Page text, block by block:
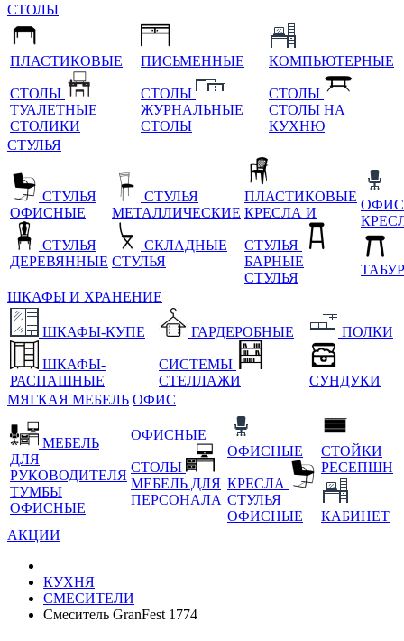
СТОЛЫ
ПЛАСТИКОВЫЕ
СТОЛЫ
ТУАЛЕТНЫЕ
СТОЛИКИ
ПИСЬМЕННЫЕ
СТОЛЫ
ЖУРНАЛЬНЫЕ
СТОЛЫ
КОМПЬЮТЕРНЫЕ
СТОЛЫ
СТОЛЫ НА
КУХНЮ
СТУЛЬЯ
СТУЛЬЯ
ОФИСНЫЕ
СТУЛЬЯ
ДЕРЕВЯННЫЕ
СТУЛЬЯ
МЕТАЛЛИЧЕСКИЕ
СКЛАДНЫЕ
СТУЛЬЯ
ПЛАСТИКОВЫЕ
КРЕСЛА И
СТУЛЬЯ
БАРНЫЕ
СТУЛЬЯ
ШКАФЫ И ХРАНЕНИЕ
ШКАФЫ-КУПЕ
ШКАФЫ-
РАСПАШНЫЕ
ГАРДЕРОБНЫЕ
СИСТЕМЫ
СТЕЛЛАЖИ
ПОЛКИ
СУНДУКИ
МЯГКАЯ МЕБЕЛЬ ОФИС
МЕБЕЛЬ
ДЛЯ
РУКОВОДИТЕЛЯ
ТУМБЫ
ОФИСНЫЕ
ОФИСНЫЕ
СТОЛЫ
МЕБЕЛЬ ДЛЯ
ПЕРСОНАЛА
ОФИСНЫЕ
КРЕСЛА
СТУЛЬЯ
ОФИСНЫЕ
СТОЙКИ
РЕСЕПШН
КАБИНЕТ
АКЦИИ
КУХНЯ
СМЕСИТЕЛИ
Смеситель GranFest 1774